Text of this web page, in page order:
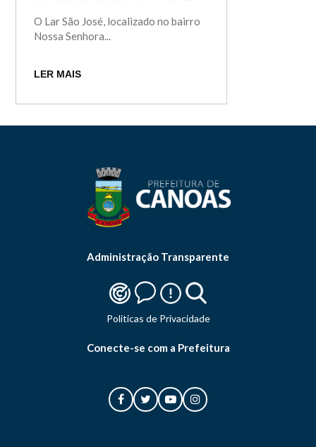
O Lar São José, localizado no bairro
Nossa Senhora...
LER MAIS
Administração Transparente
Politicas de Privacidade
Conecte-se com a Prefeitura